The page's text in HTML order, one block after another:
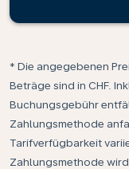
* Die angegebenen
Beträge sind in CHF.
Buchungsgebühr
Zahlungsmethode
Tarifverfügbarkeit
Zahlungsmethode